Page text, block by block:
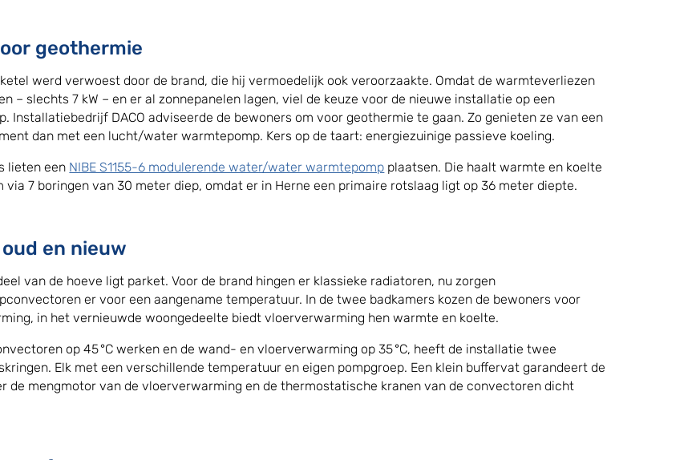
geothermie
werd verwoest door de brand, die hij vermoedelijk ook veroorzaakte. Omdat de warmteverliezen
– slechts 7 kW – en er al zonnepanelen lagen, viel de keuze voor de nieuwe installatie op een
Installatiebedrijf DACO adviseerde de bewoners om voor geothermie te gaan. Zo genieten ze van een
dan met een lucht/water warmtepomp. Kers op de taart: energiezuinige passieve koeling.
lieten een NIBE S1155-6 modulerende water/water warmtepomp plaatsen. Die haalt warmte en koelte
via 7 boringen van 30 meter diep, omdat er in Herne een primaire rotslaag ligt op 36 meter diepte.
en nieuw
van de hoeve ligt parket. Voor de brand hingen er klassieke radiatoren, nu zorgen
er voor een aangename temperatuur. In de twee badkamers kozen de bewoners voor
in het vernieuwde woongedeelte biedt vloerverwarming hen warmte en koelte.
op 45 °C werken en de wand- en vloerverwarming op 35 °C, heeft de installatie twee
Elk met een verschillende temperatuur en eigen pompgroep. Een klein buffervat garandeert de
de mengmotor van de vloerverwarming en de thermostatische kranen van de convectoren dicht